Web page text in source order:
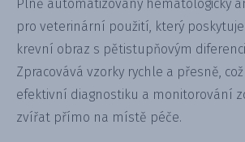
Plně automatizovaný hematologický
pro veterinární použití, který
krevní obraz s pětistupňovým
Zpracovává vzorky rychle a přesně,
efektivní diagnostiku a monitorování
zvířat přímo na místě péče.